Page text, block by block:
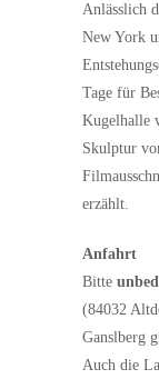
Anlässlich
New York
Tage für
Kugelhalle
Skulptur
erzählt.
Anfahrt
Bitte
(84032
Ganslberg
Auch die